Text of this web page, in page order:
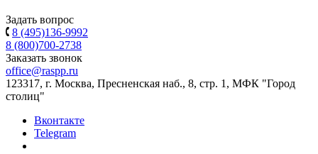
Задать вопрос
8 (495)136-9992
8 (800)700-2738
Заказать звонок
office@raspp.ru
123317, г. Москва, Пресненская наб., 8, стр. 1, МФК "Город
столиц"
Вконтакте
Telegram